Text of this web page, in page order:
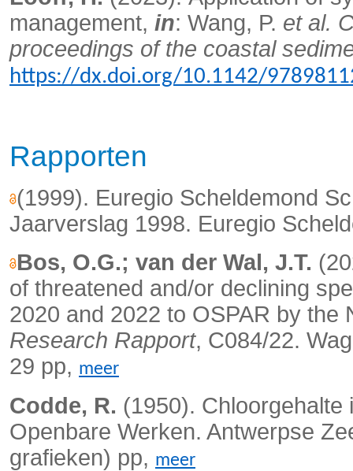
management, in: Wang, P. et al.
proceedings of the coastal
https://dx.doi.org/10.1142/
Rapporten
(1999). Euregio Scheldemond
Jaarverslag 1998. Euregio
Bos, O.G.; van der Wal, J.T.
of threatened and/or declining
2020 and 2022 to OSPAR by the
Research Rapport, C084/22.
29 pp, meer
Codde, R. (1950).
Openbare Werken. Antwerpse
grafieken) pp, meer